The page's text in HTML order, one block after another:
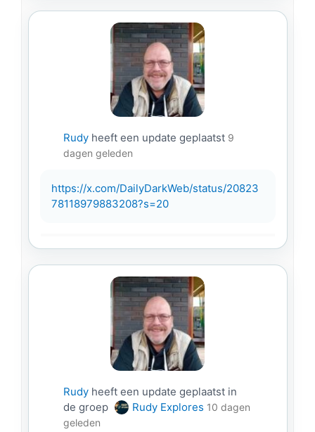
Rudy heeft een update geplaatst 9
dagen geleden
https://x.com/DailyDarkWeb/status/20823
78118979883208?s=20
Rudy heeft een update geplaatst in
de groep
Rudy Explores 10 dagen
geleden